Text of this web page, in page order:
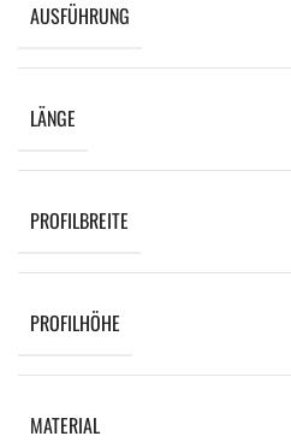
AUSFÜHRUNG
LÄNGE
PROFILBREITE
PROFILHÖHE
MATERIAL